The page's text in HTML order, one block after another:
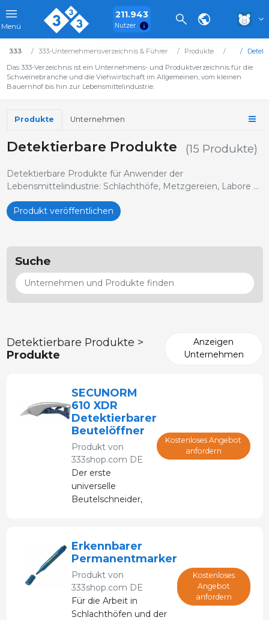
Menü
211.943
Nutzer
333 333-Unternehmensverzeichnis & Führer Produkte
Das 333-Verzeichnis ist ein Unternehmens- und Produktverzeichnis für die
Schweinebranche und die Viehwirtschaft im Allgemeinen, vom kleinen
Bauernhof bis hin zur Lebensmittelindustrie.
Produkte Unternehmen
Detektierbare Produkte (15 Produkte)
Detektierbare Produkte für Anwender der
Lebensmittelindustrie: Schlachthöfe, Metzgereien, Labore …
Produkt veröffentlichen
Suche
Detektierbare Produkte >
Produkte
Anzeigen
Unternehmen
SECUNORM
610 XDR
Detektierbarer
Beutelöffner
Produkt von
333shop.com DE
Der erste
universelle
Beutelschneider,
und sicher
schneidet. Nach
dem Schneiden
wird die Klinge
zurückgezogen.
Kostenloses Angebot
anfordern
Erkennbarer
Permanentmarker
Produkt von
333shop.com DE
Für die Arbeit in
Schlachthöfen und der
Kostenloses
Angebot
anfordern